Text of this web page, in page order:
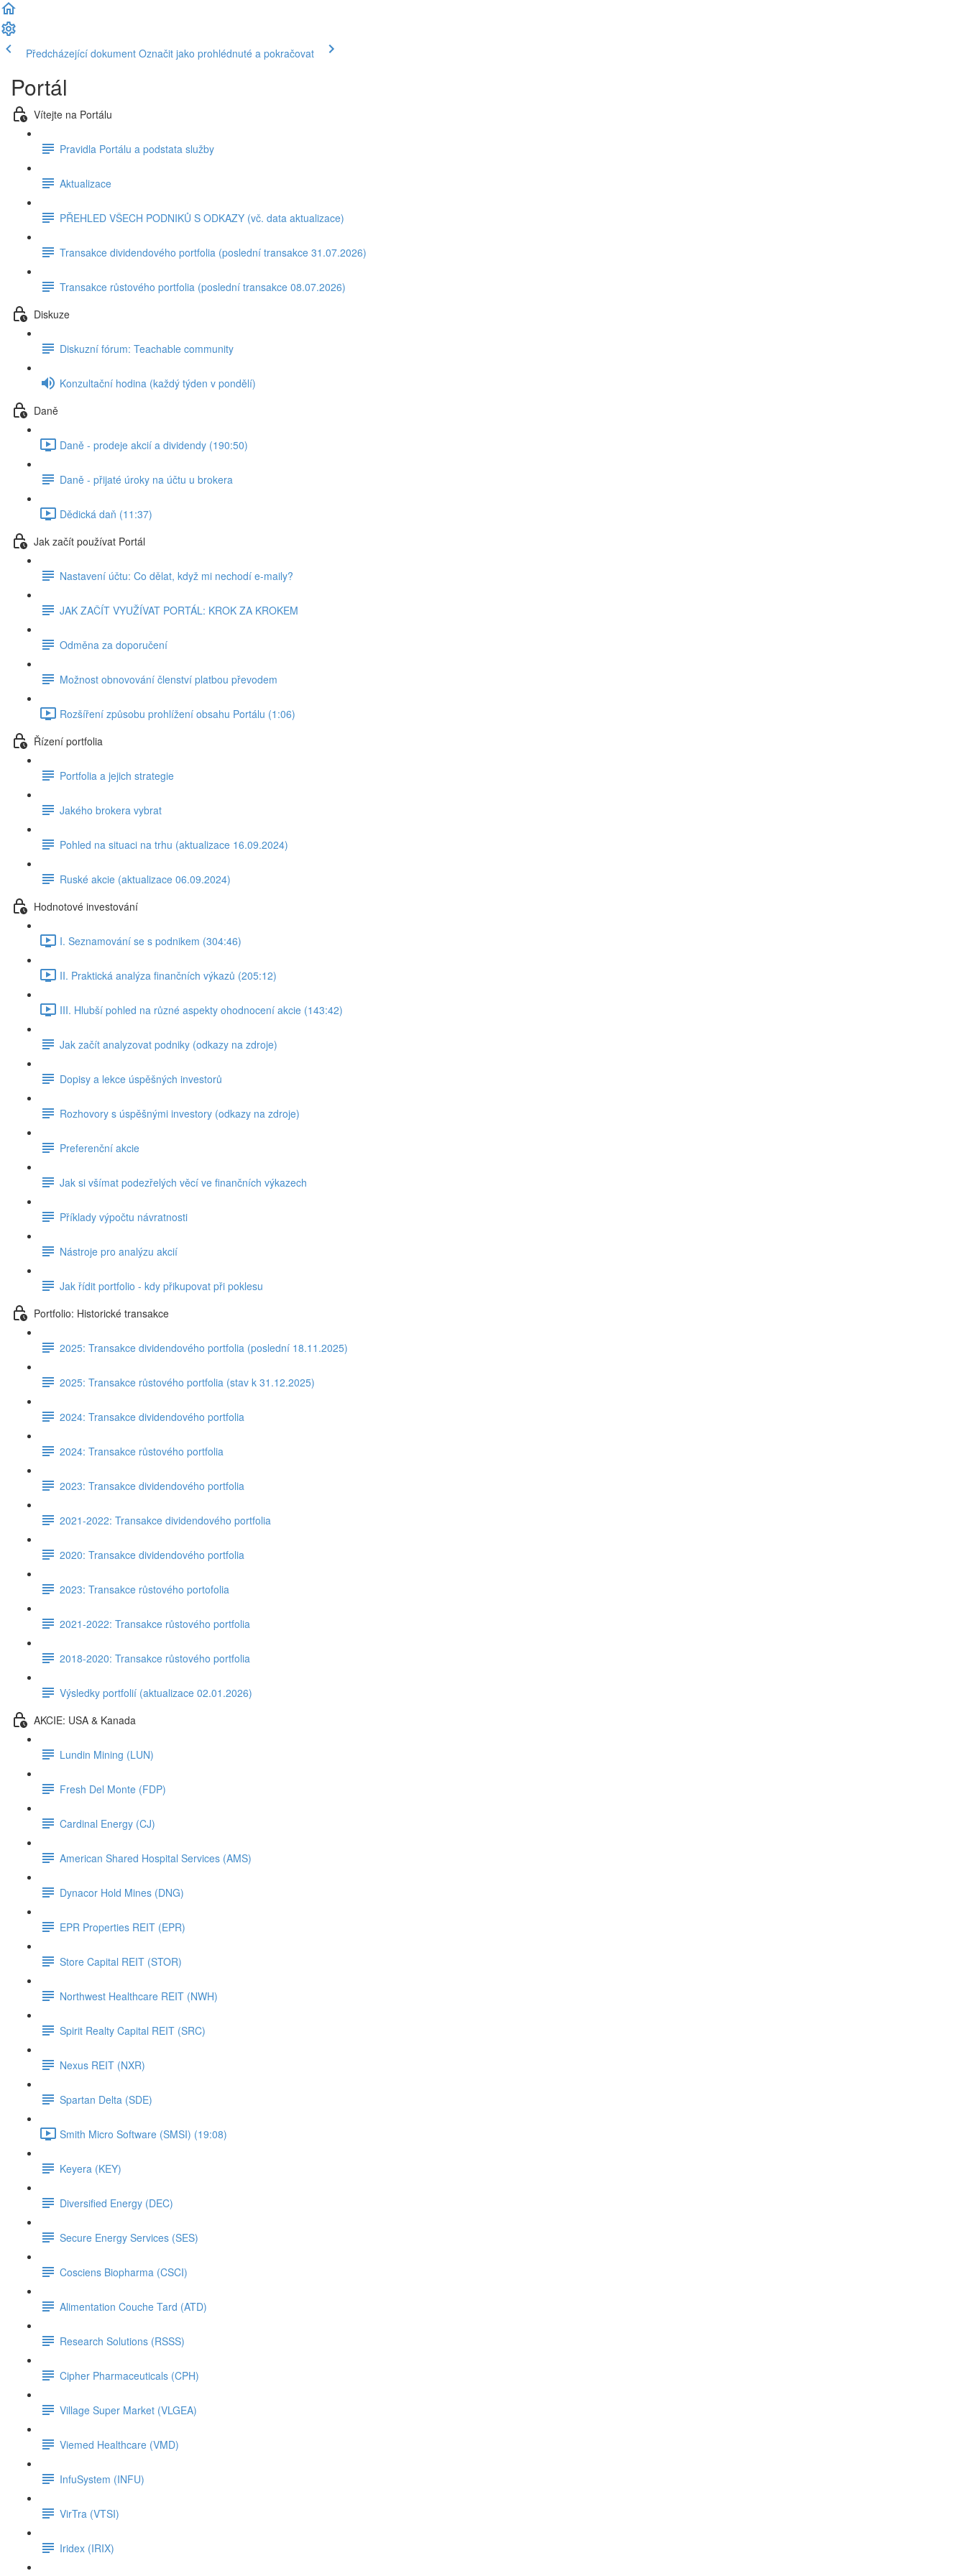
Předcházející dokument Označit jako prohlédnuté a pokračovat
Portál
Vítejte na Portálu
Pravidla Portálu a podstata služby
Aktualizace
PŘEHLED VŠECH PODNIKŮ S ODKAZY (vč. data aktualizace)
Transakce dividendového portfolia (poslední transakce 31.07.2026)
Transakce růstového portfolia (poslední transakce 08.07.2026)
Diskuze
Diskuzní fórum: Teachable community
Konzultační hodina (každý týden v pondělí)
Daně
Daně - prodeje akcií a dividendy (190:50)
Daně - přijaté úroky na účtu u brokera
Dědická daň (11:37)
Jak začít používat Portál
Nastavení účtu: Co dělat, když mi nechodí e-maily?
JAK ZAČÍT VYUŽÍVAT PORTÁL: KROK ZA KROKEM
Odměna za doporučení
Možnost obnovování členství platbou převodem
Rozšíření způsobu prohlížení obsahu Portálu (1:06)
Řízení portfolia
Portfolia a jejich strategie
Jakého brokera vybrat
Pohled na situaci na trhu (aktualizace 16.09.2024)
Ruské akcie (aktualizace 06.09.2024)
Hodnotové investování
I. Seznamování se s podnikem (304:46)
II. Praktická analýza finančních výkazů (205:12)
III. Hlubší pohled na různé aspekty ohodnocení akcie (143:42)
Jak začít analyzovat podniky (odkazy na zdroje)
Dopisy a lekce úspěšných investorů
Rozhovory s úspěšnými investory (odkazy na zdroje)
Preferenční akcie
Jak si všímat podezřelých věcí ve finančních výkazech
Příklady výpočtu návratnosti
Nástroje pro analýzu akcií
Jak řídit portfolio - kdy přikupovat při poklesu
Portfolio: Historické transakce
2025: Transakce dividendového portfolia (poslední 18.11.2025)
2025: Transakce růstového portfolia (stav k 31.12.2025)
2024: Transakce dividendového portfolia
2024: Transakce růstového portfolia
2023: Transakce dividendového portfolia
2021-2022: Transakce dividendového portfolia
2020: Transakce dividendového portfolia
2023: Transakce růstového portofolia
2021-2022: Transakce růstového portfolia
2018-2020: Transakce růstového portfolia
Výsledky portfolií (aktualizace 02.01.2026)
AKCIE: USA & Kanada
Lundin Mining (LUN)
Fresh Del Monte (FDP)
Cardinal Energy (CJ)
American Shared Hospital Services (AMS)
Dynacor Hold Mines (DNG)
EPR Properties REIT (EPR)
Store Capital REIT (STOR)
Northwest Healthcare REIT (NWH)
Spirit Realty Capital REIT (SRC)
Nexus REIT (NXR)
Spartan Delta (SDE)
Smith Micro Software (SMSI) (19:08)
Keyera (KEY)
Diversified Energy (DEC)
Secure Energy Services (SES)
Cosciens Biopharma (CSCI)
Alimentation Couche Tard (ATD)
Research Solutions (RSSS)
Cipher Pharmaceuticals (CPH)
Village Super Market (VLGEA)
Viemed Healthcare (VMD)
InfuSystem (INFU)
VirTra (VTSI)
Iridex (IRIX)